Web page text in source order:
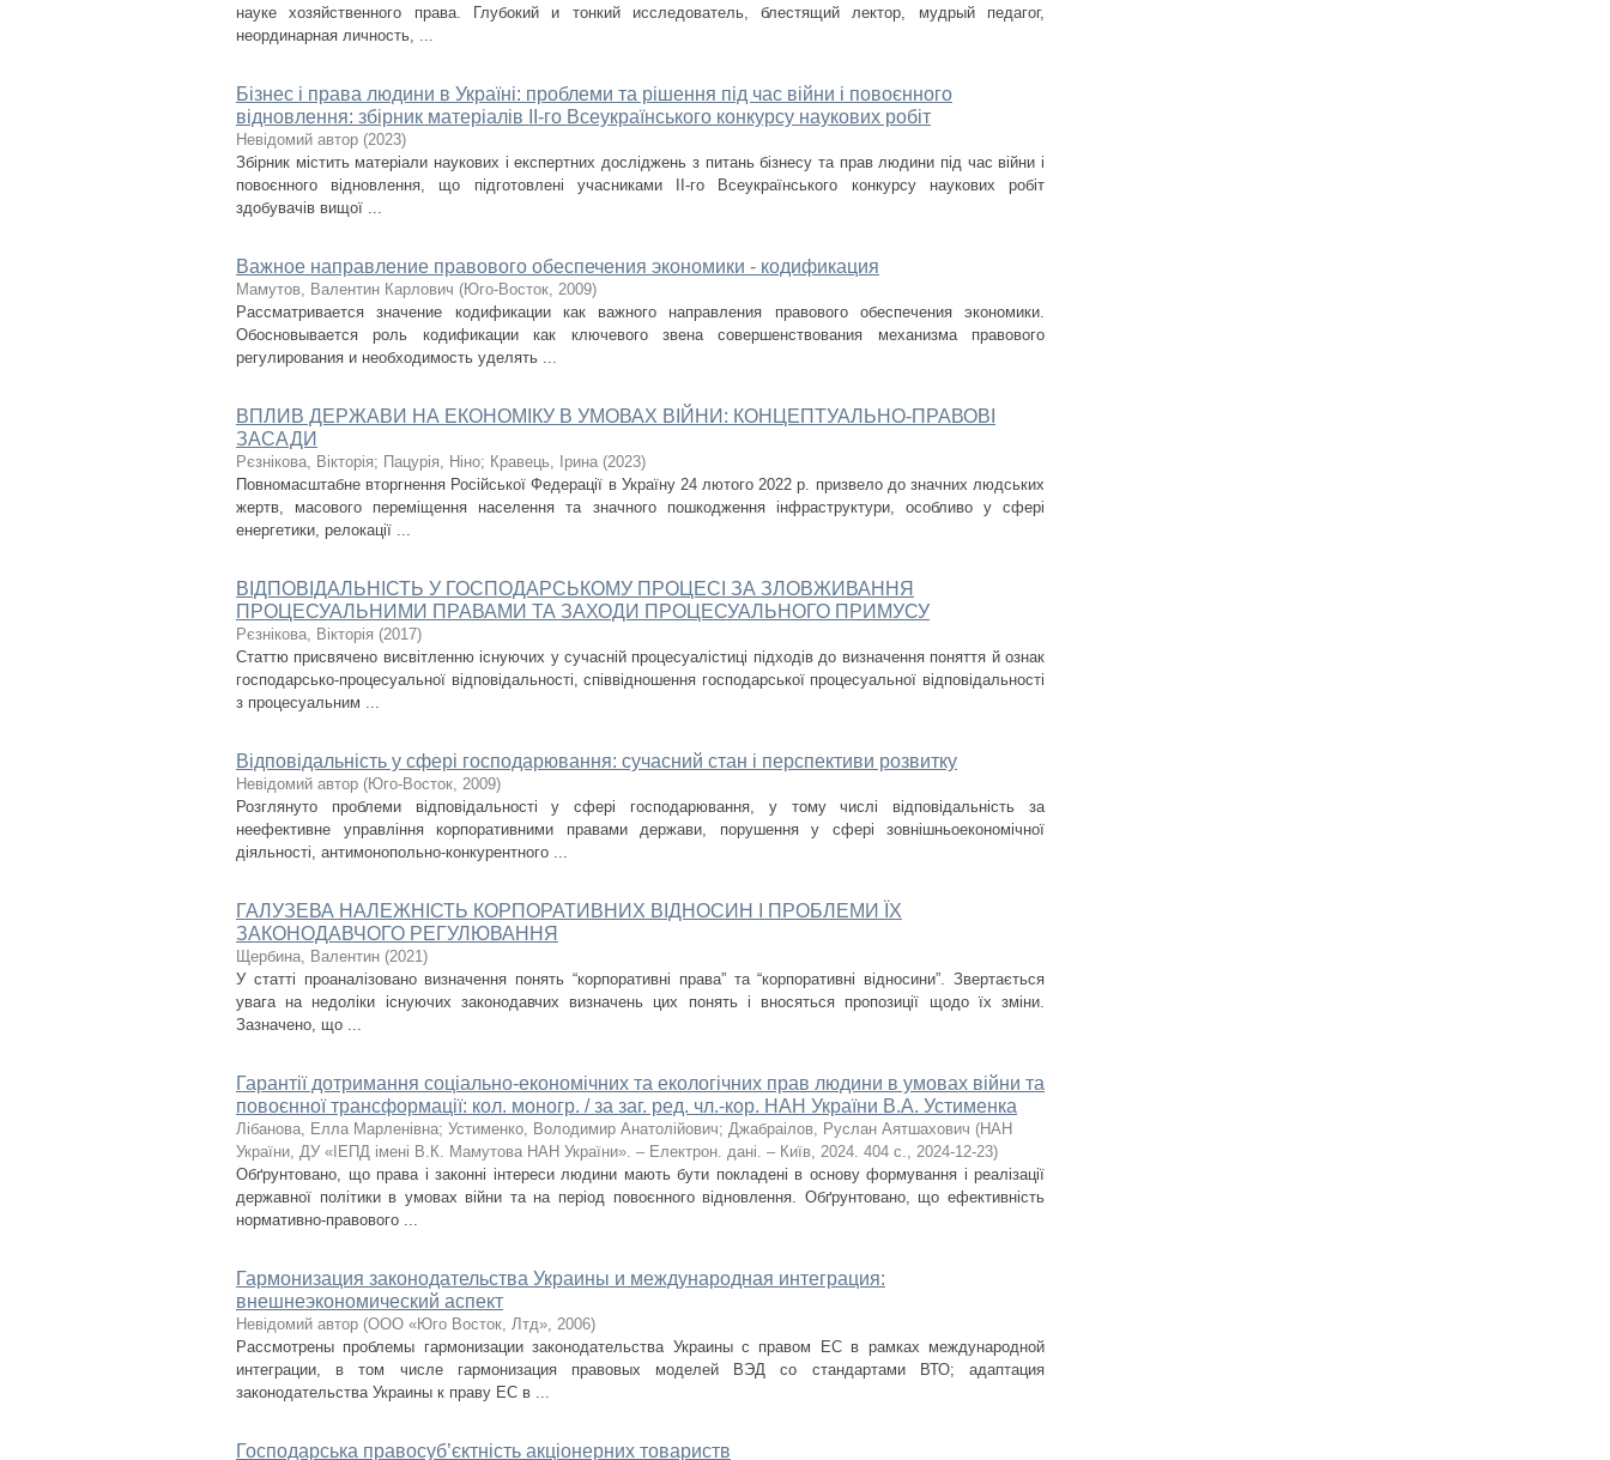
науке хозяйственного права. Глубокий и тонкий исследователь, блестящий лектор, мудрый педагог,
неординарная личность, ...
Бізнес і права людини в Україні: проблеми та рішення під час війни і повоєнного
відновлення: збірник матеріалів ІІ-го Всеукраїнського конкурсу наукових робіт
Невідомий автор (2023)
Збірник містить матеріали наукових і експертних досліджень з питань бізнесу та прав людини під час війни і
повоєнного відновлення, що підготовлені учасниками ІІ-го Всеукраїнського конкурсу наукових робіт
здобувачів вищої ...
Важное направление правового обеспечения экономики - кодификация
Мамутов, Валентин Карлович (Юго-Восток, 2009)
Рассматривается значение кодификации как важного направления правового обеспечения экономики.
Обосновывается роль кодификации как ключевого звена совершенствования механизма правового
регулирования и необходимость уделять ...
ВПЛИВ ДЕРЖАВИ НА ЕКОНОМІКУ В УМОВАХ ВІЙНИ: КОНЦЕПТУАЛЬНО-ПРАВОВІ
ЗАСАДИ
Рєзнікова, Вікторія; Пацурія, Ніно; Кравець, Ірина (2023)
Повномасштабне вторгнення Російської Федерації в Україну 24 лютого 2022 р. призвело до значних людських
жертв, масового переміщення населення та значного пошкодження інфраструктури, особливо у сфері
енергетики, релокації ...
ВІДПОВІДАЛЬНІСТЬ У ГОСПОДАРСЬКОМУ ПРОЦЕСІ ЗА ЗЛОВЖИВАННЯ
ПРОЦЕСУАЛЬНИМИ ПРАВАМИ ТА ЗАХОДИ ПРОЦЕСУАЛЬНОГО ПРИМУСУ
Рєзнікова, Вікторія (2017)
Статтю присвячено висвітленню існуючих у сучасній процесуалістиці підходів до визначення поняття й ознак
господарсько-процесуальної відповідальності, співвідношення господарської процесуальної відповідальності
з процесуальним ...
Відповідальність у сфері господарювання: сучасний стан і перспективи розвитку
Невідомий автор (Юго-Восток, 2009)
Розглянуто проблеми відповідальності у сфері господарювання, у тому числі відповідальність за
неефективне управління корпоративними правами держави, порушення у сфері зовнішньоекономічної
діяльності, антимонопольно-конкурентного ...
ГАЛУЗЕВА НАЛЕЖНІСТЬ КОРПОРАТИВНИХ ВІДНОСИН І ПРОБЛЕМИ ЇХ
ЗАКОНОДАВЧОГО РЕГУЛЮВАННЯ
Щербина, Валентин (2021)
У статті проаналізовано визначення понять “корпоративні права” та “корпоративні відносини”. Звертається
увага на недоліки існуючих законодавчих визначень цих понять і вносяться пропозиції щодо їх зміни.
Зазначено, що ...
Гарантії дотримання соціально-економічних та екологічних прав людини в умовах війни та
повоєнної трансформації: кол. моногр. / за заг. ред. чл.-кор. НАН України В.А. Устименка
Лібанова, Елла Марленівна; Устименко, Володимир Анатолійович; Джабраілов, Руслан Аятшахович (НАН
України, ДУ «ІЕПД імені В.К. Мамутова НАН України». – Електрон. дані. – Київ, 2024. 404 с., 2024-12-23)
Обґрунтовано, що права і законні інтереси людини мають бути покладені в основу формування і реалізації
державної політики в умовах війни та на період повоєнного відновлення. Обґрунтовано, що ефективність
нормативно-правового ...
Гармонизация законодательства Украины и международная интеграция:
внешнеэкономический аспект
Невідомий автор (ООО «Юго Восток, Лтд», 2006)
Рассмотрены проблемы гармонизации законодательства Украины с правом ЕС в рамках международной
интеграции, в том числе гармонизация правовых моделей ВЭД со стандартами ВТО; адаптация
законодательства Украины к праву ЕС в ...
Господарська правосуб’єктність акціонерних товариств